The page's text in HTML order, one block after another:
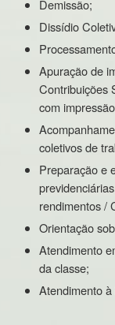
Demissão;
Dissídio
Apuração de
Contribuições
com
coletivos de
Preparação e
rendimentos /
Orientação
Atendimento
da classe;
Atendimento